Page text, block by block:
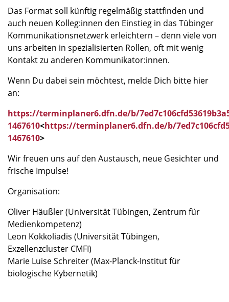
Das Format soll künftig regelmäßig stattfinden und
auch neuen Kolleg:innen den Einstieg in das Tübinger
Kommunikationsnetzwerk erleichtern – denn viele von
uns arbeiten in spezialisierten Rollen, oft mit wenig
Kontakt zu anderen Kommunikator:innen.
Wenn Du dabei sein möchtest, melde Dich bitte hier
an:
https://terminplaner6.dfn.de/b/
1467610<https://terminplaner6.dfn.de/b/
1467610>
Wir freuen uns auf den Austausch, neue Gesichter und
frische Impulse!
Organisation:
Oliver Häußler (Universität Tübingen, Zentrum für
Medienkompetenz)
Leon Kokkoliadis (Universität Tübingen,
Exzellenzcluster CMFI)
Marie Luise Schreiter (Max-Planck-Institut für
biologische Kybernetik)